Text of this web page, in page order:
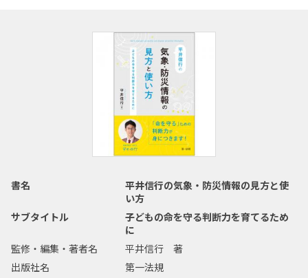
書名
平井信行の気象・防災情報の見方と使
い方
サブタイトル
子どもの命を守る判断力を育てるため
に
監修・編集・著者名
平井信行 著
出版社名
第一法規